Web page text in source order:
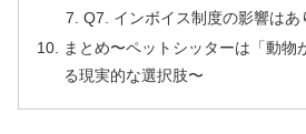
Q7. インボイス制度の影響はあ
まとめ〜ペットシッターは「動物
る現実的な選択肢〜